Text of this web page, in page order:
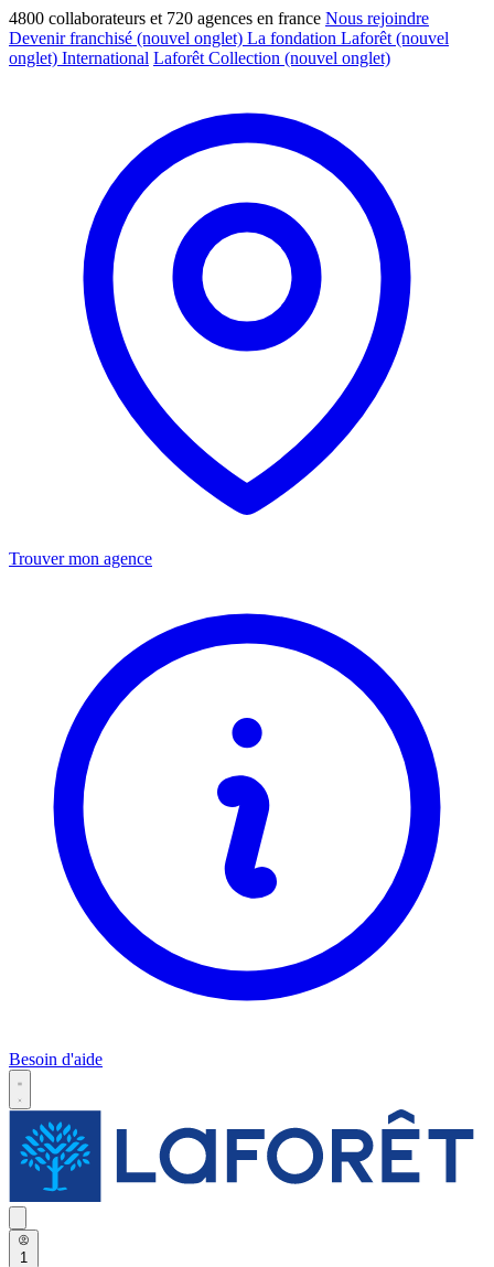
4800 collaborateurs et 720 agences en france Nous rejoindre
Devenir franchisé (nouvel onglet) La fondation Laforêt (nouvel
onglet) International Laforêt Collection (nouvel onglet)
Trouver mon agence
Besoin d'aide
1